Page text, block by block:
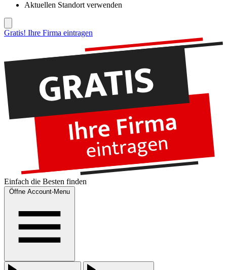
Aktuellen Standort verwenden
Gratis! Ihre Firma eintragen
Einfach die Besten finden
Öffne Account-Menu